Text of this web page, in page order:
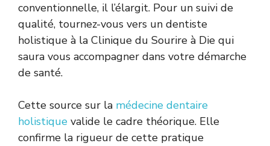
conventionnelle, il l’élargit. Pour un suivi de
qualité, tournez-vous vers un dentiste
holistique à la Clinique du Sourire à Die qui
saura vous accompagner dans votre démarche
de santé.
Cette source sur la médecine dentaire
holistique valide le cadre théorique. Elle
confirme la rigueur de cette pratique